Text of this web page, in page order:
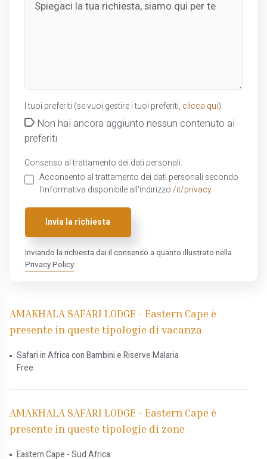
I tuoi preferiti (se vuoi gestire i tuoi preferiti, clicca qui):
Non hai ancora aggiunto nessun contenuto ai
preferiti
Consenso al trattamento dei dati personali:
Acconsento al trattamento dei dati personali secondo
l'informativa disponibile all'indirizzo /it/privacy
Invia la richiesta
Inviando la richiesta dai il consenso a quanto illustrato nella
Privacy Policy
AMAKHALA SAFARI LODGE - Eastern Cape è
presente in queste tipologie di vacanza
Safari in Africa con Bambini e Riserve Malaria
Free
AMAKHALA SAFARI LODGE - Eastern Cape è
presente in queste tipologie di zone
Eastern Cape - Sud Africa